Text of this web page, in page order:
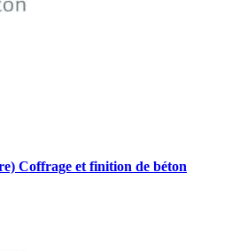
Coffrage et finition de béton